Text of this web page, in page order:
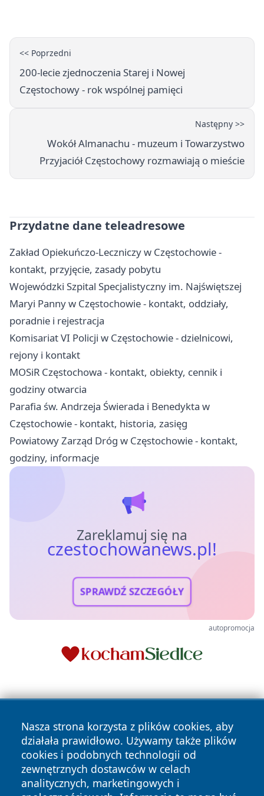
<< Poprzedni
200-lecie zjednoczenia Starej i Nowej
Częstochowy - rok wspólnej pamięci
Następny >>
Wokół Almanachu - muzeum i Towarzystwo
Przyjaciół Częstochowy rozmawiają o mieście
Przydatne dane teleadresowe
Zakład Opiekuńczo-Leczniczy w Częstochowie -
kontakt, przyjęcie, zasady pobytu
Wojewódzki Szpital Specjalistyczny im. Najświętszej
Maryi Panny w Częstochowie - kontakt, oddziały,
poradnie i rejestracja
Komisariat VI Policji w Częstochowie - dzielnicowi,
rejony i kontakt
MOSiR Częstochowa - kontakt, obiekty, cennik i
godziny otwarcia
Parafia św. Andrzeja Świerada i Benedykta w
Częstochowie - kontakt, historia, zasięg
Powiatowy Zarząd Dróg w Częstochowie - kontakt,
godziny, informacje
Zareklamuj się na
czestochowanews.pl!
SPRAWDŹ SZCZEGÓŁY
autopromocja
Nasza strona korzysta z plików cookies, aby
działała prawidłowo. Używamy także plików
cookies i podobnych technologii od
zewnętrznych dostawców w celach
analitycznych, marketingowych i
Copyright © 2026 czestochowanews.pl Wszystkie prawa
zastrzeżone.